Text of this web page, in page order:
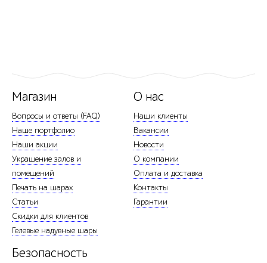
Магазин
Вопросы и ответы (FAQ)
Наше портфолио
Наши акции
Украшение залов и
помещений
Печать на шарах
Статьи
Скидки для клиентов
Гелевые надувные шары
О нас
Наши клиенты
Вакансии
Новости
О компании
Оплата и доставка
Контакты
Гарантии
Безопасность